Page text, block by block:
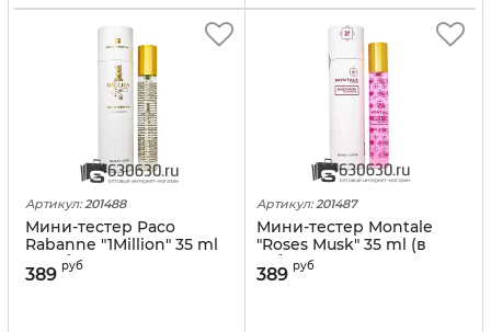
Артикул: 201488
Мини-тестер Paco
Rabanne "1Million" 35 ml
(в тубе)
389 руб
Артикул: 201487
Мини-тестер Montale
"Roses Musk" 35 ml (в
тубе)
389 руб